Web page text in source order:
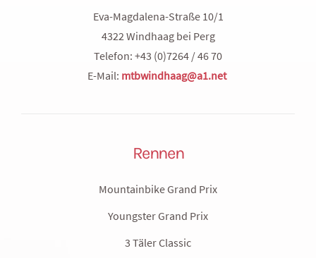
Eva-Magdalena-Straße 10/1
4322 Windhaag bei Perg
Telefon: +43 (0)7264 / 46 70
E-Mail: mtbwindhaag@a1.net
Rennen
Mountainbike Grand Prix
Youngster Grand Prix
3 Täler Classic